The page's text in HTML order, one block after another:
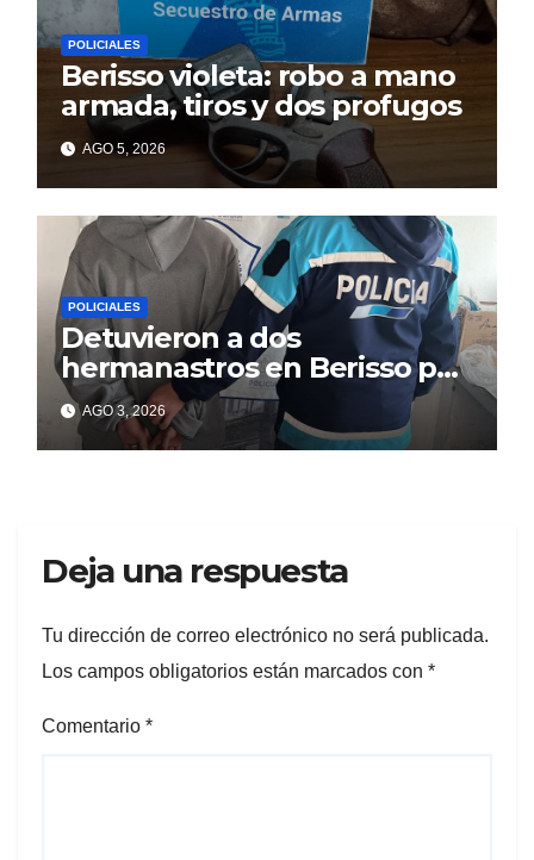
POLICIALES
Berisso violeta: robo a mano
armada, tiros y dos profugos
AGO 5, 2026
POLICIALES
Detuvieron a dos
hermanastros en Berisso por
matar a puñaladas a un
tatuador
AGO 3, 2026
Deja una respuesta
Tu dirección de correo electrónico no será publicada.
Los campos obligatorios están marcados con *
Comentario *